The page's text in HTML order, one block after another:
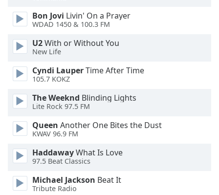
Edge
Style
Font
Family
Reset
Close
Modal
dialog
window.
Bon Jovi Livin' On a Prayer
WDAD 1450 & 100.3 FM
U2With or Without You
New Life
Cyndi LauperTime After Time
105.7 KOKZ
The Weeknd Blinding Lights
Lite Rock 97.5 FM
Queen Another One Bites the Dust
KWAV 96.9 FM
HaddawayWhat Is Love
97.5 Beat Classics
Michael Jackson Beat It
Tribute Radio